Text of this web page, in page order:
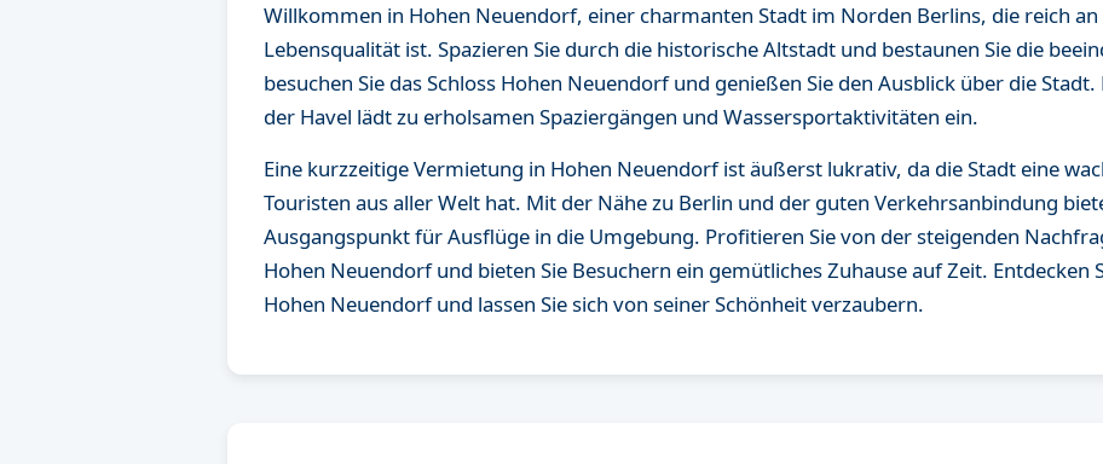
Willkommen in Hohen Neuendorf, einer charmanten Stadt im Norden Berlins, die reich
Lebensqualität ist. Spazieren Sie durch die historische Altstadt und bestaunen Sie die
besuchen Sie das Schloss Hohen Neuendorf und genießen Sie den Ausblick über die
der Havel lädt zu erholsamen Spaziergängen und Wassersportaktivitäten ein.
Eine kurzzeitige Vermietung in Hohen Neuendorf ist äußerst lukrativ, da die Stadt eine
Touristen aus aller Welt hat. Mit der Nähe zu Berlin und der guten Verkehrsanbindung
Ausgangspunkt für Ausflüge in die Umgebung. Profitieren Sie von der steigenden
Hohen Neuendorf und bieten Sie Besuchern ein gemütliches Zuhause auf Zeit. Entdecken
Hohen Neuendorf und lassen Sie sich von seiner Schönheit verzaubern.